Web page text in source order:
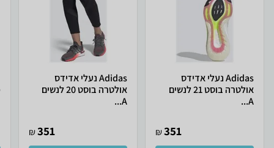
Adidas נעלי אדידס
אולטרה בוסט 21 לנשים
A...
351
₪
Adidas נעלי אדידס
אולטרה בוסט 20 לנשים
A...
351
₪